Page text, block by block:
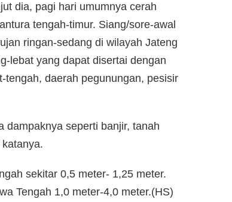
dia, pagi hari umumnya cerah
tengah-timur. Siang/sore-awal
ringan-sedang di wilayah Jateng
lebat yang dapat disertai dengan
tengah, daerah pegunungan, pesisir
dampaknya seperti banjir, tanah
katanya.
sekitar 0,5 meter- 1,25 meter.
Tengah 1,0 meter-4,0 meter.(HS)